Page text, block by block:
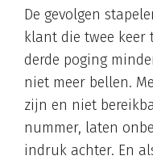
De gevolgen
klant die twee keer
derde poging
niet meer bellen.
zijn en niet
nummer, laten
indruk achter. En